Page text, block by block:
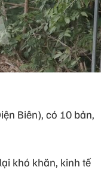
Biên), có 10 bản,
khó khăn, kinh tế